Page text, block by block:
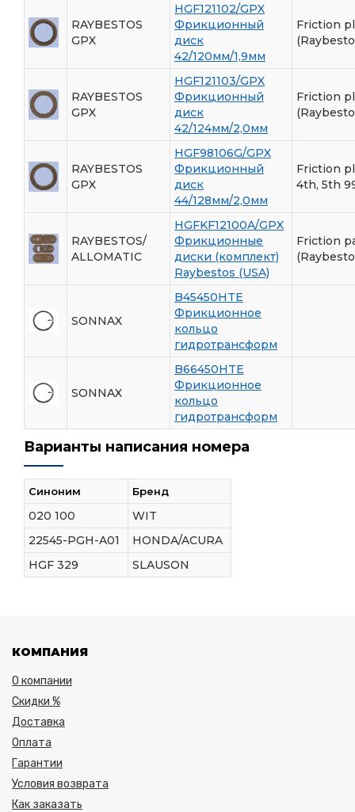
RAYBESTOS
GPX
HGF121102/GPX
Фрикционный
диск
42/120мм/1,9мм
Friction
RAYBESTOS
GPX
HGF121103/GPX
Фрикционный
диск
42/124мм/2,0мм
Friction
RAYBESTOS
GPX
HGF98106G/GPX
Фрикционный
диск
44/128мм/2,0мм
Friction
4th, 5th
RAYBESTOS/
ALLOMATIC
HGFKF12100A/GPX
Фрикционные
диски (комплект)
Raybestos (USA)
Friction
SONNAX
B45450HTE
Фрикционное
кольцо
гидротрансформ
SONNAX
B66450HTE
Фрикционное
кольцо
гидротрансформ
Варианты написания номера
Синоним Бренд
020 100
WIT
22545-PGH-A01
HONDA/ACURA
HGF 329
SLAUSON
КОМПАНИЯ
О компании
Скидки %
Доставка
Оплата
Гарантии
Условия возврата
Как заказать